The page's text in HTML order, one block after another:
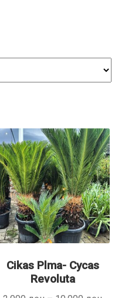
Expand
child
menu
Expand
child
Cikas Plma- Cycas
Revoluta